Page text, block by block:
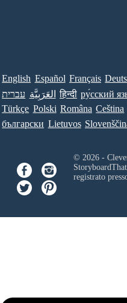
English Español Français
עברית العَرَبِيَّة हिन्दी ру́сский
Türkçe Polski Româna Ceština
български Lietuvos
© 2026 -
registrato